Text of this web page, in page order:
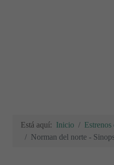
Está aquí: Inicio
Estrenos
Norman del norte -